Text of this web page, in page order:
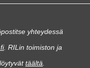
yhteydessä
. RILin toimiston ja
täältä